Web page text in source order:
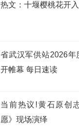
热文：十堰樱桃花开
省武汉军供站2026年
开帷幕 每日速读
当前热议!黄石原创
愿》现场演绎